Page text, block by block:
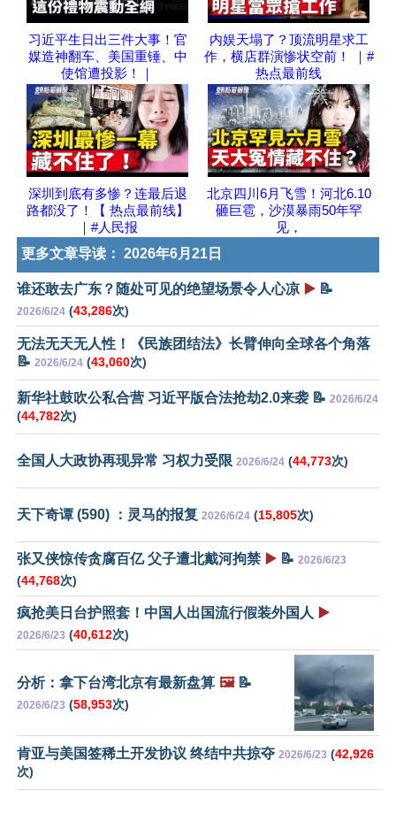
习近平生日出三件大事！官
媒造神翻车、美国重锤、中
使馆遭投影！｜
内娱天塌了？顶流明星求工
作，横店群演惨状空前！ ｜#
热点最前线
深圳到底有多惨？连最后退
路都没了！【 热点最前线】
｜#人民报
北京四川6月飞雪！河北6.10
砸巨雹，沙漠暴雨50年罕
见，
更多文章导读： 2026年6月21日
谁还敢去广东？随处可见的绝望场景令人心凉 ▶️ 📝
2026/6/24 (43,286次)
无法无天无人性！《民族团结法》长臂伸向全球各个角落
📝 2026/6/24 (43,060次)
新华社鼓吹公私合营 习近平版合法抢劫2.0来袭 📝 2026/6/24
(44,782次)
全国人大政协再现异常 习权力受限 2026/6/24 (44,773次)
天下奇谭 (590) ：灵马的报复 2026/6/24 (15,805次)
张又侠惊传贪腐百亿 父子遭北戴河拘禁 ▶️ 📝 2026/6/23
(44,768次)
疯抢美日台护照套！中国人出国流行假装外国人 ▶️
2026/6/23 (40,612次)
分析：拿下台湾北京有最新盘算 🖼️📝
2026/6/23 (58,953次)
肯亚与美国签稀土开发协议 终结中共掠夺 2026/6/23 (42,926
次)